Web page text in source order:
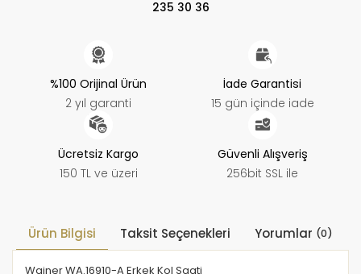
235 30 36
%100 Orijinal Ürün
2 yıl garanti
İade Garantisi
15 gün içinde iade
Ücretsiz Kargo
150 TL ve üzeri
Güvenli Alışveriş
256bit SSL ile
Ürün Bilgisi Taksit Seçenekleri Yorumlar (0)
Wainer WA.16910-A Erkek Kol Saati